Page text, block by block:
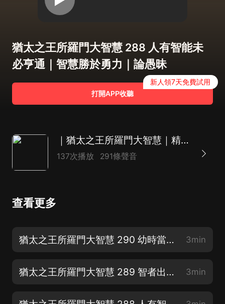
猶太之王所羅門大智慧 288 人有智能未
必亨通｜智慧勝於勇力｜論愚昧
打開APP收聽
新人領7天免費試用
｜猶太之王所羅門大智慧｜精品雙播｜智慧財富奇書｜生存處世聖典
137次播放 291條聲音
查看更多
猶太之王所羅門大智慧 290 幼時當知上帝必審問諸事等（完） 3min
猶太之王所羅門大智慧 289 智者出言惠人｜論懶惰｜論施濟 3min